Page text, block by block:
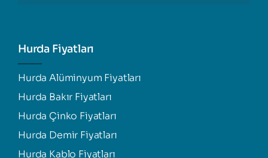
Hurda Fiyatları
Hurda Alüminyum Fiyatları
Hurda Bakır Fiyatları
Hurda Çinko Fiyatları
Hurda Demir Fiyatları
Hurda Kablo Fiyatları